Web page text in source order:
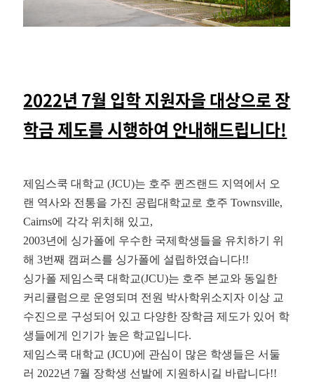
2022년 7월 입학 지원자을 대상으로 장
학금 제도를 시행하여 안내해드립니다!
제임스쿡 대학교 (JCU)는 호주 퀸즈랜드 지역에서 오
랜 역사와 전통을 가진 공립대학교로 호주 Townsville,
Cairns에 각각 위치해 있고,
2003년에 싱가폴에 우수한 국제학생들을 유치하기 위
해 3번째 캠퍼스를 싱가폴에 설립하였습니다!!
싱가폴 제임스쿡 대학교(JCU)는 호주 본교와 동일한
커리큘럼으로 운영되며 전원 박사학위소지자 이상 교
수진으로 구성되어 있고 다양한 장학금 제도가 있어 학
생들에게 인기가 높은 학교입니다.
제임스쿡 대학교 (JCU)에 관심이 많은 학생들은 서둘
러 2022년 7월 장학생 선발에 지원하시길 바랍니다!!